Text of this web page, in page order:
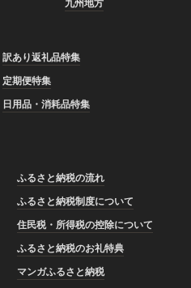
九州地方
訳あり返礼品特集
定期便特集
日用品・消耗品特集
ふるさと納税の流れ
ふるさと納税制度について
住民税・所得税の控除について
ふるさと納税のお礼特典
マンガふるさと納税